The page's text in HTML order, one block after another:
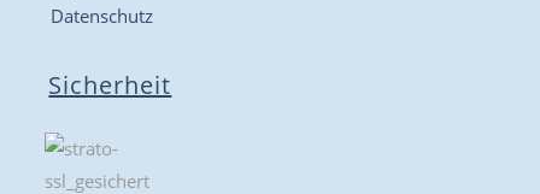
Datenschutz
Sicherheit